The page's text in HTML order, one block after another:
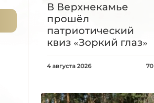
В Верхнекамье
прошёл
патриотический
квиз «Зоркий глаз»
4 августа 2026 70